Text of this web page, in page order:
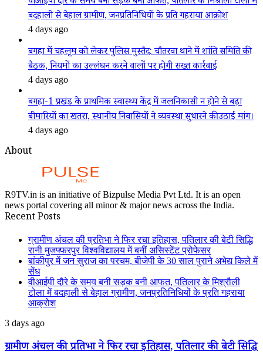
बदहाली से बेहाल ग्रामीण, जनप्रतिनिधियों के प्रति गहराया आक्रोश
4 days ago
बगहा में चहलूम को लेकर पुलिस मुस्तैद: चौतरवा थाने में शांति समिति की
बैठक, नियमों का उल्लंघन करने वालों पर होगी सख्त कार्रवाई
4 days ago
बगहा-1 प्रखंड के प्राथमिक स्वास्थ्य केंद्र में जलनिकासी न होने से बढ़ा
बीमारियों का खतरा, स्थानीय निवासियों ने व्यवस्था सुधारने की उठाई मांग।
4 days ago
About
R9TV.in is an initiative of Bizpulse Media Pvt Ltd. It is an open
news portal covering all minor & major news across the India.
Recent Posts
ग्रामीण अंचल की प्रतिभा ने फिर रचा इतिहास, पतिलार की बेटी सिद्धि
रानी मुजफ्फरपुर विश्वविद्यालय में बनीं असिस्टेंट प्रोफेसर
बांकीपुर में जन सुराज का परचम, बीजेपी के 30 साल पुराने अभेद्य किले में
सेंध
वीआईपी दौरे के समय बनी सड़क बनी आफत, पतिलार के मिश्रौली
टोला में बदहाली से बेहाल ग्रामीण, जनप्रतिनिधियों के प्रति गहराया
आक्रोश
ग्रामीण
की
3 days ago
ग्रामीण अंचल की प्रतिभा ने फिर रचा इतिहास, पतिलार की बेटी सिद्धि